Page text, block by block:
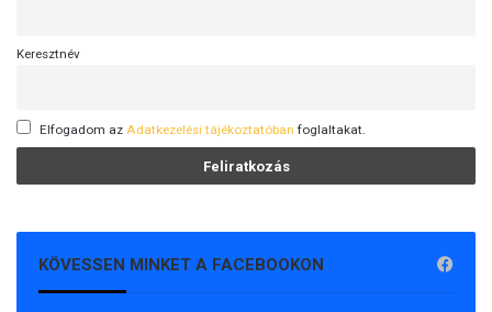
Keresztnév
Elfogadom az Adatkezelési tájékoztatóban foglaltakat.
KÖVESSEN MINKET A FACEBOOKON